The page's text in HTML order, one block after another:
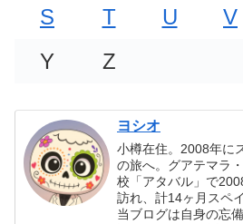
S
T U V
Y
Z
ヨシオ
小樽在住。2008年に
の旅へ。グアテマラ
校「アタバル」で
訪れ、計14ヶ月スペ
当ブログは自身の忘